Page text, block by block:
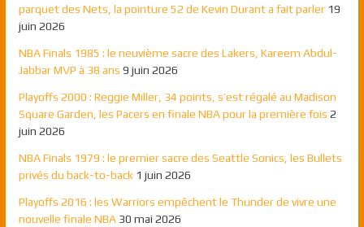
parquet des Nets, la pointure 52 de Kevin Durant a fait parler 19
juin 2026
NBA Finals 1985 : le neuvième sacre des Lakers, Kareem Abdul-
Jabbar MVP à 38 ans 9 juin 2026
Playoffs 2000 : Reggie Miller, 34 points, s’est régalé au Madison
Square Garden, les Pacers en finale NBA pour la première fois 2
juin 2026
NBA Finals 1979 : le premier sacre des Seattle Sonics, les Bullets
privés du back-to-back 1 juin 2026
Playoffs 2016 : les Warriors empêchent le Thunder de vivre une
nouvelle finale NBA 30 mai 2026